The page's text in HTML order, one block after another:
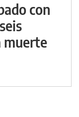
con
muerte